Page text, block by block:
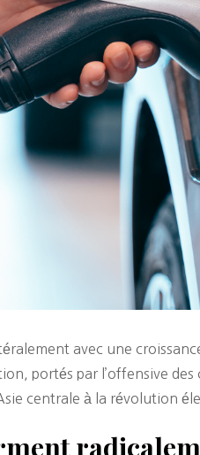
avec une
portés par l’offensive
centrale à la révolution